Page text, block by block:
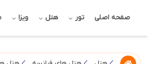
صفحه اصلی تور هتل ویزا